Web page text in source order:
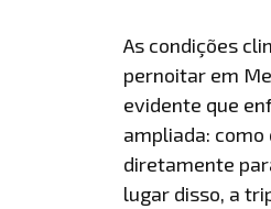
As condições
pernoitar em
evidente que
ampliada:
diretamente
lugar disso, a